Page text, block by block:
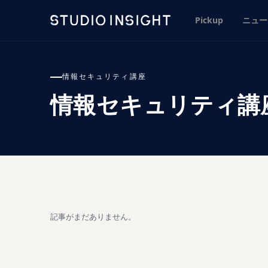
Pickup ニュ
情報セキュリティ講座
情報セキュリティ講
記事がまだありません。